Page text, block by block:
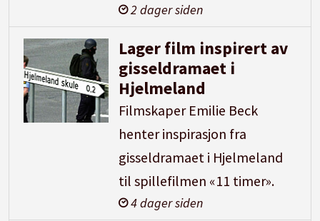
2 dager siden
Lager film inspirert av
gisseldramaet i
Hjelmeland
Filmskaper Emilie Beck
henter inspirasjon fra
gisseldramaet i Hjelmeland
til spillefilmen «11 timer».
4 dager siden